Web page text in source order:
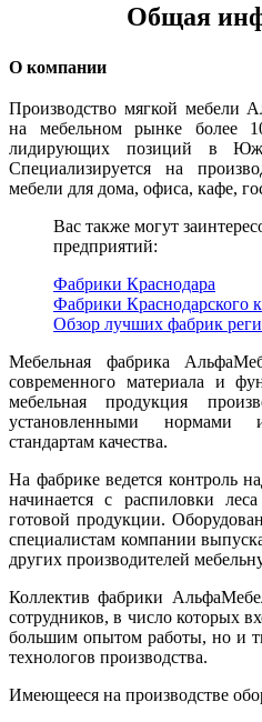
Общая
О компании
Производство мягкой мебели
на мебельном рынке более
лидирующих позиций в
Специализируется на
мебели для дома, офиса, кафе,
Вас также могут
предприятий:
Фабрики Краснодара
Фабрики Краснодарского
Обзор лучших фабрик
Мебельная фабрика
современного материала и
мебельная продукция
установленными нормами
стандартам качества.
На фабрике ведется контроль
начинается с распиловки
готовой продукции.
специалистам компании
других производителей
Коллектив фабрики
сотрудников, в число которых
большим опытом работы, но и
технологов производства.
Имеющееся на производстве